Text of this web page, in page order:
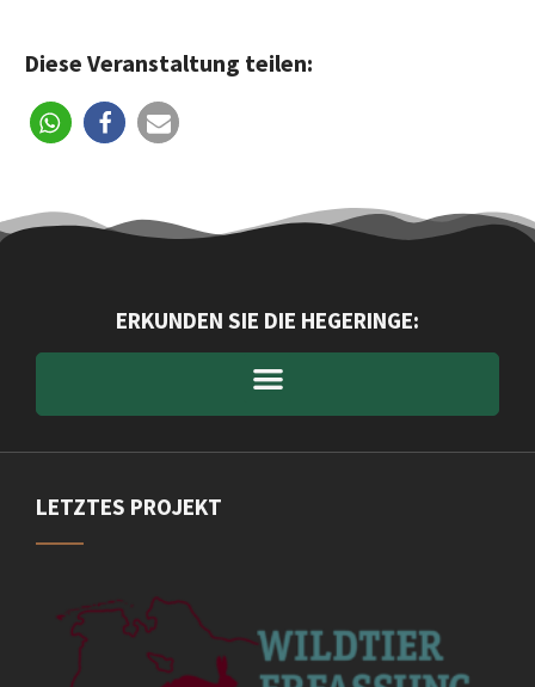
Diese Veranstaltung teilen:
ERKUNDEN SIE DIE HEGERINGE:
LETZTES PROJEKT